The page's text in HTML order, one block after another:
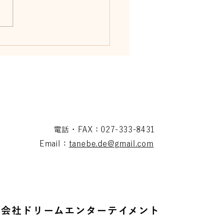
リカ 7月26日イベン
電話・FAX：027-333-8431
Email： tanebe.de@gmail.com
社ドリームエンターテイメント